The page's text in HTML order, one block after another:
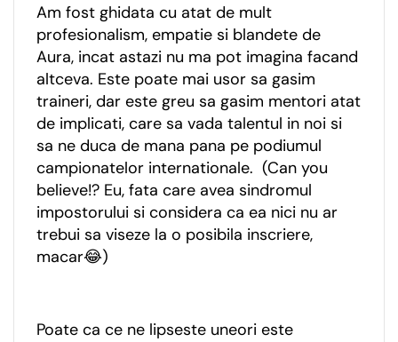
Am fost ghidata cu atat de mult
profesionalism, empatie si blandete de
Aura, incat astazi nu ma pot imagina facand
altceva. Este poate mai usor sa gasim
traineri, dar este greu sa gasim mentori atat
de implicati, care sa vada talentul in noi si
sa ne duca de mana pana pe podiumul
campionatelor internationale. (Can you
believe!? Eu, fata care avea sindromul
impostorului si considera ca ea nici nu ar
trebui sa viseze la o posibila inscriere,
macar😂)
Poate ca ce ne lipseste uneori este